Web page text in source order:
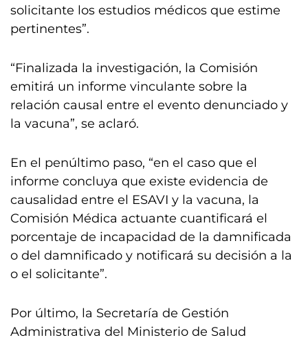
solicitante los estudios médicos que estime
pertinentes”.
“Finalizada la investigación, la Comisión
emitirá un informe vinculante sobre la
relación causal entre el evento denunciado y
la vacuna”, se aclaró.
En el penúltimo paso, “en el caso que el
informe concluya que existe evidencia de
causalidad entre el ESAVI y la vacuna, la
Comisión Médica actuante cuantificará el
porcentaje de incapacidad de la damnificada
o del damnificado y notificará su decisión a la
o el solicitante”.
Por último, la Secretaría de Gestión
Administrativa del Ministerio de Salud